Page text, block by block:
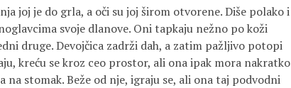
joj je do grla, a oči su joj širom otvorene. Diše polako i
svoje dlanove. Oni tapkaju nežno po koži
druge. Devojčica zadrži dah, a zatim pažljivo potopi
kreću se kroz ceo prostor, ali ona ipak mora nakratko
na stomak. Beže od nje, igraju se, ali ona taj podvodni